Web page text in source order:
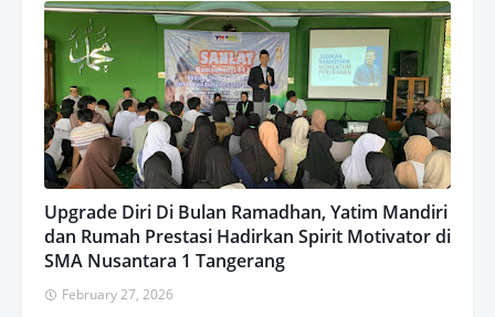
Upgrade Diri Di Bulan Ramadhan, Yatim Mandiri
dan Rumah Prestasi Hadirkan Spirit Motivator di
SMA Nusantara 1 Tangerang
February 27, 2026